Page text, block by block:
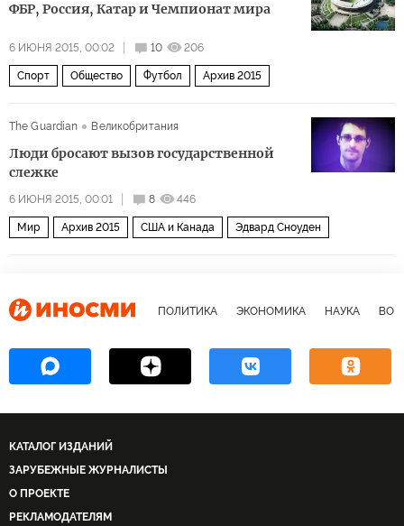
ФБР, Россия, Катар и Чемпионат мира
6 ИЮНЯ 2015, 00:02 10 206
Спорт Общество Футбол Архив 2015
The Guardian Великобритания
Люди бросают вызов государственной
слежке
6 ИЮНЯ 2015, 00:01 8 446
Мир Архив 2015 США и Канада Эдвард Сноуден
ПОЛИТИКА ЭКОНОМИКА НАУКА
КАТАЛОГ ИЗДАНИЙ
ЗАРУБЕЖНЫЕ ЖУРНАЛИСТЫ
О ПРОЕКТЕ
РЕКЛАМОДАТЕЛЯМ